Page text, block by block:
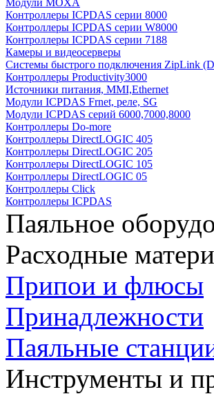
Модули MOXA
Контроллеры ICPDAS серии 8000
Контроллеры ICPDAS серии W8000
Контроллеры ICPDAS серии 7188
Камеры и видеосерверы
Системы быстрого подключения ZipLink
Контроллеры Productivity3000
Источники питания, MMI,Ethernet
Модули ICPDAS Frnet, реле, SG
Модули ICPDAS серий 6000,7000,8000
Контроллеры Do-more
Контроллеры DirectLOGIC 405
Контроллеры DirectLOGIC 205
Контроллеры DirectLOGIC 105
Контроллеры DirectLOGIC 05
Контроллеры Click
Контроллеры ICPDAS
Паяльное
Расходные
Припои и флюсы
Принадлежности
Паяльные
Инструменты и